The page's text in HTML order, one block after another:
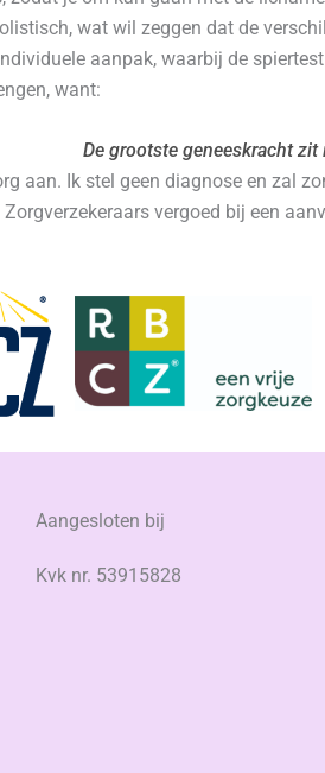
wat wil zeggen dat de
aanpak, waarbij de
want:
De grootste geneeskracht zit
aan. Ik stel geen diagnose en zal
vergoed bij een
Aangesloten bij
Kvk nr. 53915828